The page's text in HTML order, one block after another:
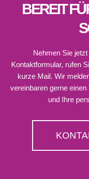
BEREIT
Nehmen Sie
Kontaktformular, rufen
kurze Mail. Wir
vereinbaren gerne
und Ihre